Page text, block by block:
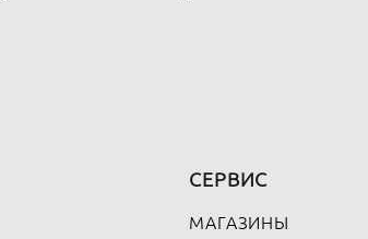
СЕРВИС
МАГАЗИНЫ